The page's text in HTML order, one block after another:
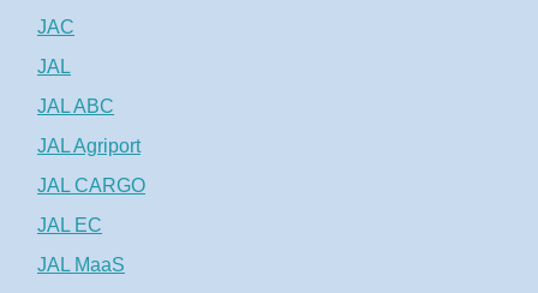
JAC
JAL
JAL ABC
JAL Agriport
JAL CARGO
JAL EC
JAL MaaS